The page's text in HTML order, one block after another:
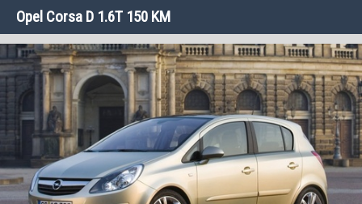
Opel Corsa D 1.6T 150 KM